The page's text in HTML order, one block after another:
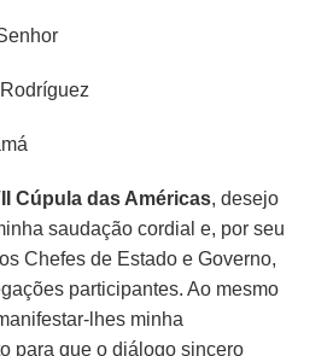
Cúpula das Américas, desejo
saudação cordial e, por seu
Chefes de Estado e Governo,
participantes. Ao mesmo
lhes minha
para que o diálogo sincero